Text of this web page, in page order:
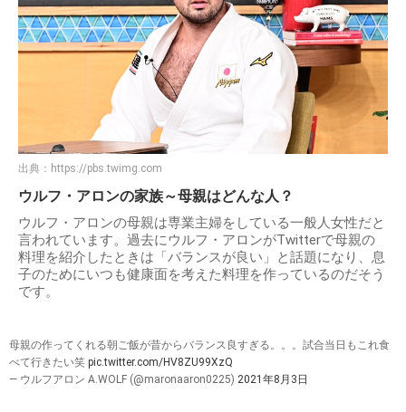
出典： https://pbs.twimg.com
ウルフ・アロンの家族～母親はどんな人？
ウルフ・アロンの母親は専業主婦をしている一般人女性だと
言われています。過去にウルフ・アロンがTwitterで母親の
料理を紹介したときは「バランスが良い」と話題になり、息
子のためにいつも健康面を考えた料理を作っているのだそう
です。
母親の作ってくれる朝ご飯が昔からバランス良すぎる。。。試合当日もこれ食
べて行きたい笑 pic.twitter.com/HV8ZU99XzQ
— ウルフアロン A.WOLF (@maronaaron0225) 2021年8月3日